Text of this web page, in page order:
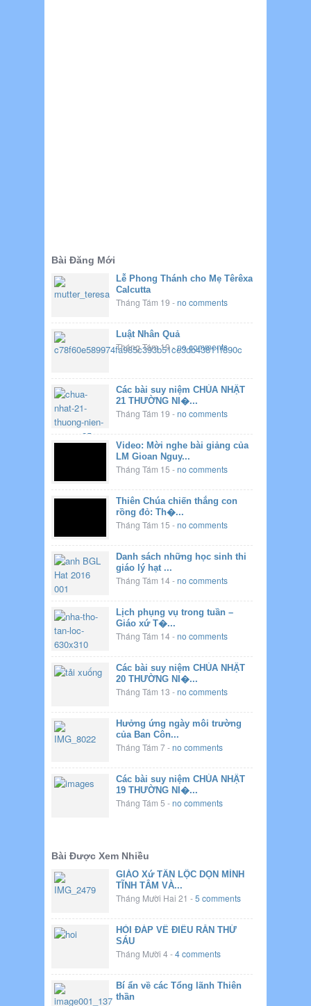
Bài Đăng Mới
Lễ Phong Thánh cho Mẹ Têrêxa
Calcutta
Tháng Tám 19 -no comments
Luật Nhân Quả
Tháng Tám 19-no comments
Các bài suy niệm CHÚA NHẬT
21 THƯỜNG NI�...
Tháng Tám 19 -no comments
Video: Mời nghe bài giảng của
LM Gioan Nguy...
Tháng Tám 15 -no comments
Thiên Chúa chiến thắng con
rồng đỏ: Th�...
Tháng Tám 15 -no comments
Danh sách những học sinh thi
giáo lý hạt ...
Tháng Tám 14-no comments
Lịch phụng vụ trong tuần –
Giáo xứ T�...
Tháng Tám 14-no comments
Các bài suy niệm CHÚA NHẬT
20 THƯỜNG NI�...
Tháng Tám 13 -no comments
Hưởng ứng ngày môi trường
của Ban Côn...
Tháng Tám 7-no comments
Các bài suy niệm CHÚA NHẬT
19 THƯỜNG NI�...
Tháng Tám 5 -no comments
Bài Được Xem Nhiều
GIÁO Xứ TÂN LỘC DỌN MÌNH
TĨNH TÂM VÀ...
Tháng Mười Hai 21 -5 comments
HỎI ĐÁP VỀ ĐIỀU RĂN THỨ
SÁU
Tháng Mười 4-4 comments
Bí ẩn về các Tổng lãnh Thiên
thần